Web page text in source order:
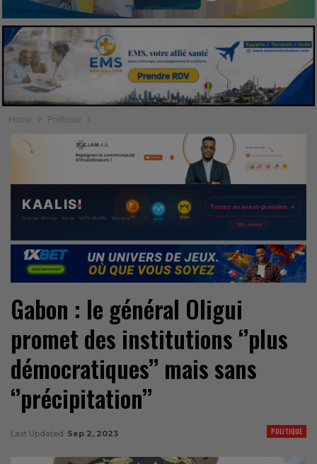
Home Politique
Gabon : le général Oligui
promet des institutions ‘’plus
démocratiques’’ mais sans
‘’précipitation’’
POLITIQUE
Last Updated Sep 2, 2023